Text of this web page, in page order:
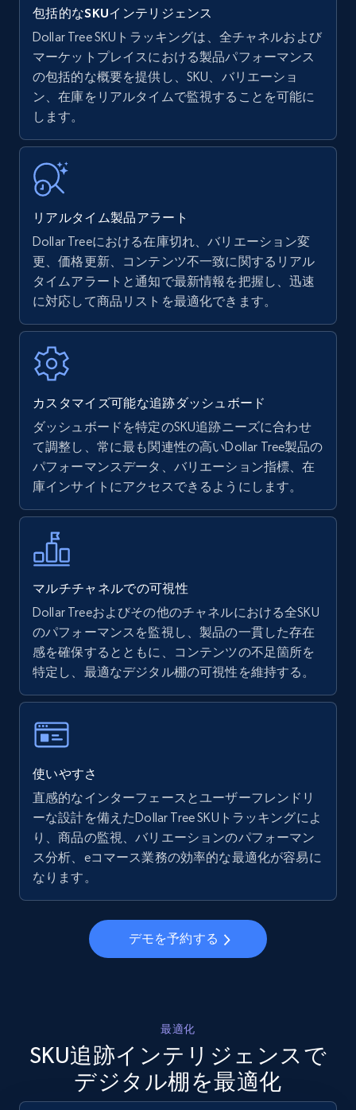
Amazon products - find products by using
upc numbers
Title, Seller name, Brand, Description, Initial
price, Currency, Availability, Reviews count, and
Amazon Reviews
URL, Product name, Product rating, Product
Author name, Asin, and more.
7.4K+
Walmart - products
URL, Final price, Sku, Currency, Gtin,
more.
5.6K+
Walmart - products - Find new products by
using specific category URL
URL, Final price, Sku, Currency, Gtin,
Specifications, Image urls, Top reviews, and
more.
Walmart - products - Collects products by
specific keywords
URL, Final price, Sku, Currency, Gtin,
Specifications, Image urls, Top reviews, and
875+ 今すぐ始める
Walmart - products - Discover products by
using sku numbers
URL, Final price, Sku, Currency, Gtin,
Specifications, Image urls, Top reviews, and
包括的なSKUインテリジェンス
Dollar Tree SKUトラッキングは、全チャネルおよび
マーケットプレイスにおける製品パフォーマンス
の包括的な概要を提供し、SKU、バリエーショ
ン、在庫をリアルタイムで監視することを可能に
します。
リアルタイム製品アラート
Dollar Treeにおける在庫切れ、バリエーション変
更、価格更新、コンテンツ不一致に関するリアル
タイムアラートと通知で最新情報を把握し、迅速
に対応して商品リストを最適化できます。
カスタマイズ可能な追跡ダッシュボード
ダッシュボードを特定のSKU追跡ニーズに合わせ
て調整し、常に最も関連性の高いDollar Tree製品の
パフォーマンスデータ、バリエーション指標、在
庫インサイトにアクセスできるようにします。
マルチチャネルでの可視性
Dollar Treeおよびその他のチャネルにおける全SKU
のパフォーマンスを監視し、製品の一貫した存在
感を確保するとともに、コンテンツの不足箇所を
特定し、最適なデジタル棚の可視性を維持する。
使いやすさ
直感的なインターフェースとユーザーフレンドリ
ーな設計を備えたDollar Tree SKUトラッキングによ
り、商品の監視、バリエーションのパフォーマン
ス分析、eコマース業務の効率的な最適化が容易に
なります。
デモを予約する
最適化
SKU追跡インテリジェンスで
デジタル棚を最適化